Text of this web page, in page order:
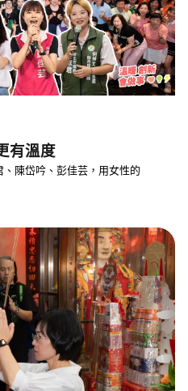
有溫度
陳岱吟、彭佳芸，用女性的